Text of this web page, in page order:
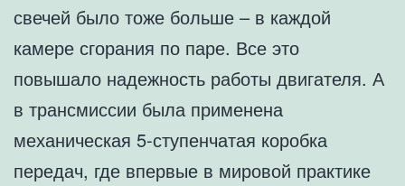
свечей было тоже больше – в каждой
камере сгорания по паре. Все это
повышало надежность работы двигателя. А
в трансмиссии была применена
механическая 5-ступенчатая коробка
передач, где впервые в мировой практике